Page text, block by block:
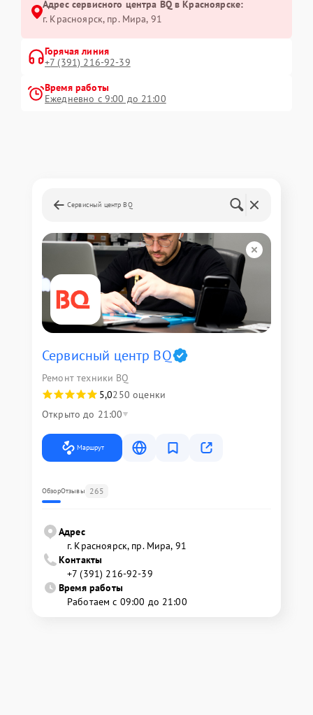
Адрес сервисного центра BQ в Красноярске:
г. Красноярск, ​пр. Мира, 91
Горячая линия
+7 (391) 216-92-39
Время работы
Ежедневно с 9:00 до 21:00
Сервисный центр BQ
Сервисный центр BQ
Ремонт техники BQ
5,0250 оценки
Открыто до 21:00
Маршрут
ОбзорОтзывы 265
Адрес
г. Красноярск, ​пр. Мира, 91
Контакты
+7 (391) 216-92-39
Время работы
Работаем с 09:00 до 21:00